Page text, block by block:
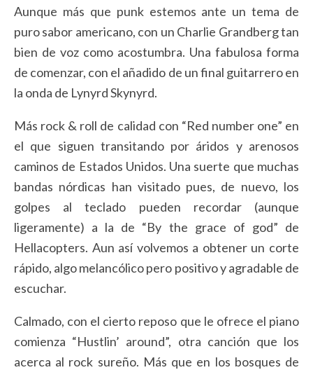
Aunque más que punk estemos ante un tema de
puro sabor americano, con un Charlie Grandberg tan
bien de voz como acostumbra. Una fabulosa forma
de comenzar, con el añadido de un final guitarrero en
la onda de Lynyrd Skynyrd.
Más rock & roll de calidad con “Red number one” en
el que siguen transitando por áridos y arenosos
caminos de Estados Unidos. Una suerte que muchas
bandas nórdicas han visitado pues, de nuevo, los
golpes al teclado pueden recordar (aunque
ligeramente) a la de “By the grace of god” de
Hellacopters. Aun así volvemos a obtener un corte
rápido, algo melancólico pero positivo y agradable de
escuchar.
Calmado, con el cierto reposo que le ofrece el piano
comienza “Hustlin’ around”, otra canción que los
acerca al rock sureño. Más que en los bosques de